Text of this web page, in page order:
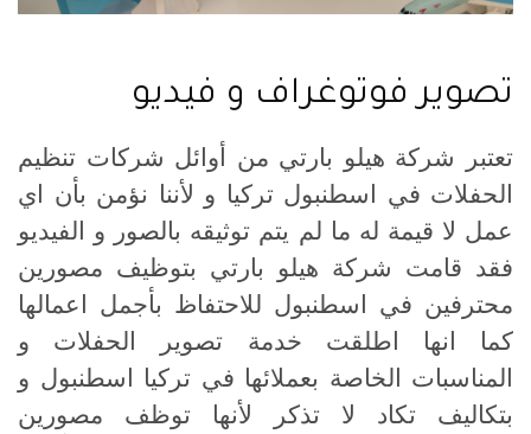
تصوير فوتوغراف و فيديو
تعتبر شركة هيلو بارتي من أوائل شركات تنظيم
الحفلات في اسطنبول تركيا و لأننا نؤمن بأن اي
عمل لا قيمة له ما لم يتم توثيقه بالصور و الفيديو
فقد قامت شركة هيلو بارتي بتوظيف مصورين
محترفين في اسطنبول للاحتفاظ بأجمل اعمالها
كما انها اطلقت خدمة تصوير الحفلات و
المناسبات الخاصة بعملائها في تركيا اسطنبول و
بتكاليف تكاد لا تذكر لأنها توظف مصورين